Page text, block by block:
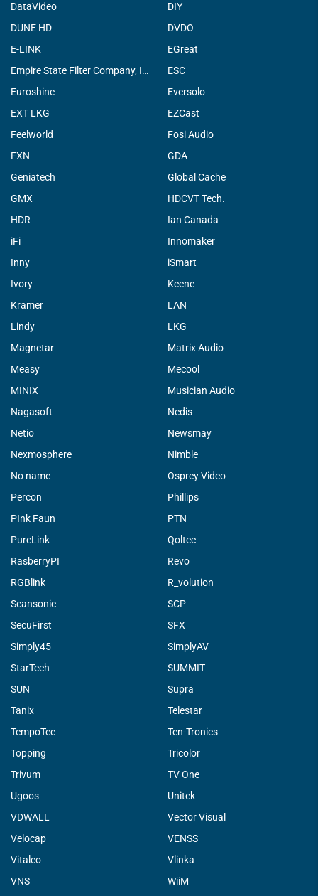
DataVideo
DIY
DUNE HD
DVDO
E-LINK
EGreat
Empire State Filter Company, INC.
ESC
Euroshine
Eversolo
EXT LKG
EZCast
Feelworld
Fosi Audio
FXN
GDA
Geniatech
Global Cache
GMX
HDCVT Tech.
HDR
Ian Canada
iFi
Innomaker
Inny
iSmart
Ivory
Keene
Kramer
LAN
Lindy
LKG
Magnetar
Matrix Audio
Measy
Mecool
MINIX
Musician Audio
Nagasoft
Nedis
Netio
Newsmay
Nexmosphere
Nimble
No name
Osprey Video
Percon
Phillips
PInk Faun
PTN
PureLink
Qoltec
RasberryPI
Revo
RGBlink
R_volution
Scansonic
SCP
SecuFirst
SFX
Simply45
SimplyAV
StarTech
SUMMIT
SUN
Supra
Tanix
Telestar
TempoTec
Ten-Tronics
Topping
Tricolor
Trivum
TV One
Ugoos
Unitek
VDWALL
Vector Visual
Velocap
VENSS
Vitalco
Vlinka
VNS
WiiM